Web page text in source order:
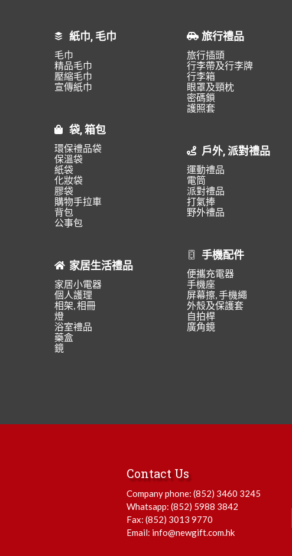
紙巾, 毛巾
毛巾
精品毛巾
壓縮毛巾
宣傳紙巾
袋, 箱包
環保禮品袋
保溫袋
紙袋
化妝袋
膠袋
購物手拉車
背包
公事包
家居生活禮品
家居小電器
個人護理
相架, 相冊
燈
浴室禮品
藥盒
鏡
旅行禮品
旅行插頭
行李帶及行李牌
行李箱
眼罩及頸枕
密碼鎖
護照套
戶外, 派對禮品
運動禮品
電筒
派對禮品
打氣捧
野外禮品
手機配件
便攜充電器
手機座
屏幕擦, 手機繩
外殼及保護套
自拍桿
廣角鏡
Contact Us
Company phone: (852) 3460 3245
Whatsapp: (852) 5988 3842
Fax: (852) 3013 9770
Email: info@newgift.com.hk